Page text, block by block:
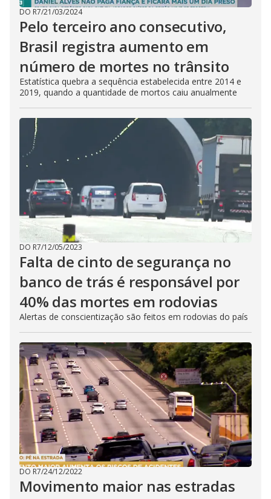
DO R7/21/03/2024
Pelo terceiro ano consecutivo,
Brasil registra aumento em
número de mortes no trânsito
Estatística quebra a sequência estabelecida entre 2014 e
2019, quando a quantidade de mortos caiu anualmente
DO R7/12/05/2023
Falta de cinto de segurança no
banco de trás é responsável por
40% das mortes em rodovias
Alertas de conscientização são feitos em rodovias do país
DO R7/24/12/2022
Movimento maior nas estradas